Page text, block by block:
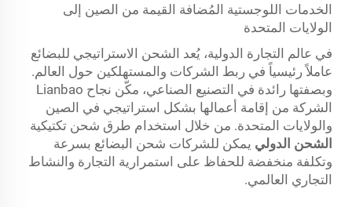
الخدمات اللوجستية المُضافة القيمة من الصين إلى
الولايات المتحدة
في عالم التجارة الدولية، يُعد الشحن الاستراتيجي للبضائع
عاملاً رئيسياً في ربط الشركات والمستهلكين حول العالم.
وبصفتها رائدة في التصنيع الصناعي، مكّن نجاح Lianbao
الشركة من إقامة أعمالها بشكل استراتيجي في الصين
والولايات المتحدة. من خلال استخدام طرق شحن تكتيكية
الشحن الدولي يمكن للشركات شحن البضائع بسرعة
وتكلفة منخفضة للحفاظ على استمرارية التجارة والنشاط
التجاري العالمي.